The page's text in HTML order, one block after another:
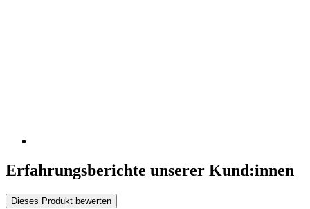
Erfahrungsberichte unserer Kund:innen
Dieses Produkt bewerten